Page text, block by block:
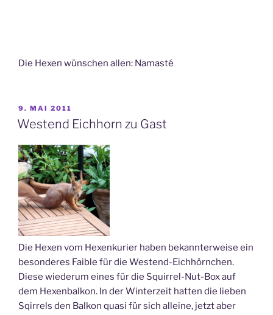
Die Hexen wünschen allen: Namasté
VERÖFFENTLICHT
AM
9. MAI 2011
Westend Eichhorn zu Gast
Die Hexen vom Hexenkurier haben bekannterweise ein
besonderes Faible für die Westend-Eichhörnchen.
Diese wiederum eines für die Squirrel-Nut-Box auf
dem Hexenbalkon. In der Winterzeit hatten die lieben
Sqirrels den Balkon quasi für sich alleine, jetzt aber